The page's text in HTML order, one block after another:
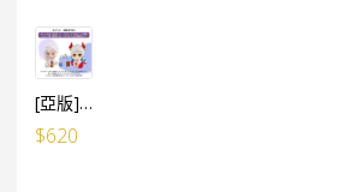
[亞版][魂限]LOOK UP ONE PIECE 路飛五檔尼卡 & 大和 套裝連特典 *亞版
$620